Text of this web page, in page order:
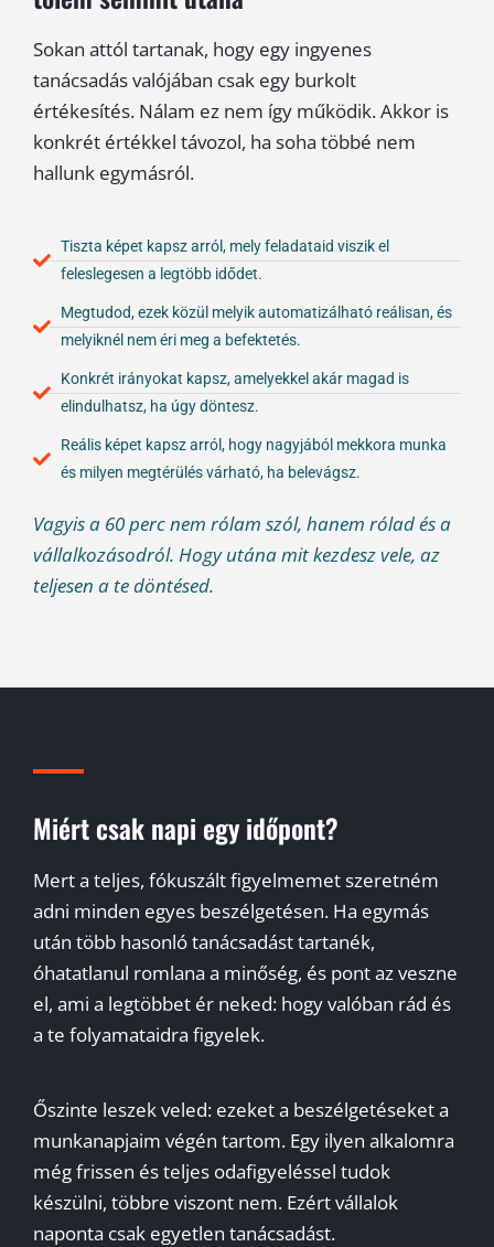
Sokan attól tartanak, hogy egy ingyenes
tanácsadás valójában csak egy burkolt
értékesítés. Nálam ez nem így működik. Akkor is
konkrét értékkel távozol, ha soha többé nem
hallunk egymásról.
Tiszta képet kapsz arról, mely feladataid viszik el
feleslegesen a legtöbb idődet.
Megtudod, ezek közül melyik automatizálható reálisan, és
melyiknél nem éri meg a befektetés.
Konkrét irányokat kapsz, amelyekkel akár magad is
elindulhatsz, ha úgy döntesz.
Reális képet kapsz arról, hogy nagyjából mekkora munka
és milyen megtérülés várható, ha belevágsz.
Vagyis a 60 perc nem rólam szól, hanem rólad és a
vállalkozásodról. Hogy utána mit kezdesz vele, az
teljesen a te döntésed.
Miért csak napi egy időpont?
Mert a teljes, fókuszált figyelmemet szeretném
adni minden egyes beszélgetésen. Ha egymás
után több hasonló tanácsadást tartanék,
óhatatlanul romlana a minőség, és pont az veszne
el, ami a legtöbbet ér neked: hogy valóban rád és
a te folyamataidra figyelek.
Őszinte leszek veled: ezeket a beszélgetéseket a
munkanapjaim végén tartom. Egy ilyen alkalomra
még frissen és teljes odafigyeléssel tudok
készülni, többre viszont nem. Ezért vállalok
naponta csak egyetlen tanácsadást.